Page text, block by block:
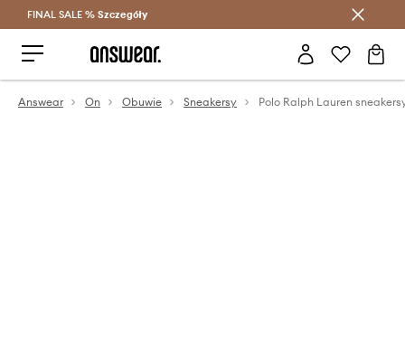
Oszczędzaj z Answear Club >
FINAL SALE % Szczegóły
Answear On Obuwie Sneakersy